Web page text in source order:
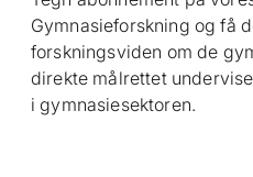
Gymnasieforskning og få
forskningsviden om de
direkte målrettet
i gymnasiesektoren.